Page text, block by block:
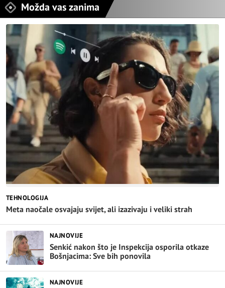
Možda vas zanima
TEHNOLOGIJA
Meta naočale osvajaju svijet, ali izazivaju i veliki strah
NAJNOVIJE
Senkić nakon što je Inspekcija osporila otkaze
Bošnjacima: Sve bih ponovila
NAJNOVIJE